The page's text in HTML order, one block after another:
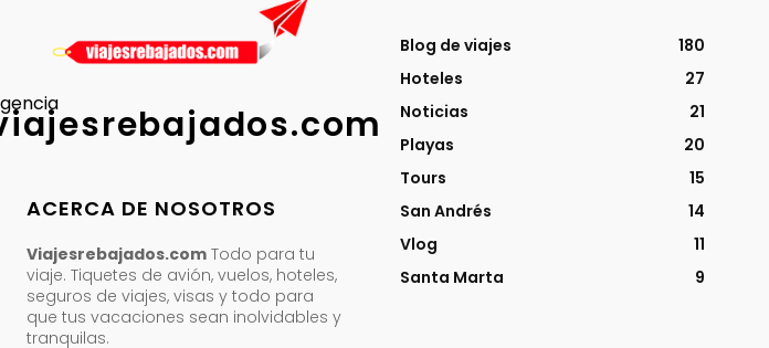
ACERCA DE NOSOTROS
Viajesrebajados.com Todo para tu
viaje. Tiquetes de avión, vuelos, hoteles,
seguros de viajes, visas y todo para
que tus vacaciones sean inolvidables y
tranquilas.
Blog de viajes
180
Hoteles
27
Noticias
21
Playas
20
Tours
15
San Andrés
14
Vlog
11
Santa Marta
9